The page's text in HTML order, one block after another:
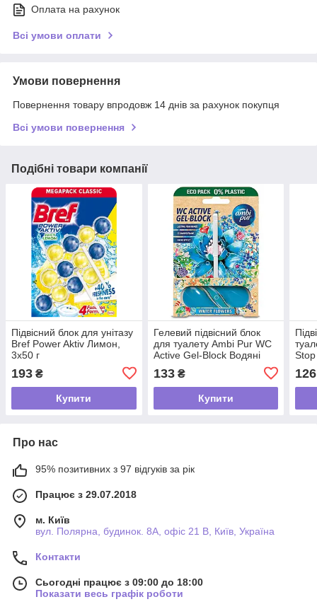
Оплата на рахунок
Всі умови оплати
Умови повернення
Повернення товару впродовж 14 днів за рахунок покупця
Всі умови повернення
Подібні товари компанії
Підвісний блок для унітазу
Bref Power Aktiv Лимон,
3x50 г
193 ₴
Купити
Гелевий підвісний блок
для туалету Ambi Pur WC
Active Gel-Block Водяні
133₴
Купити
126
Про нас
95% позитивних з 97 відгуків за рік
Працює з 29.07.2018
м. Київ
вул. Полярна, будинок. 8А, офіс 21 В, Київ, Україна
Контакти
Сьогодні працює з 09:00 до 18:00
Показати весь графік роботи